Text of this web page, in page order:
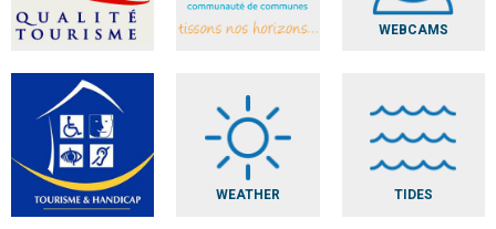
WEBCAMS
WEATHER TIDES